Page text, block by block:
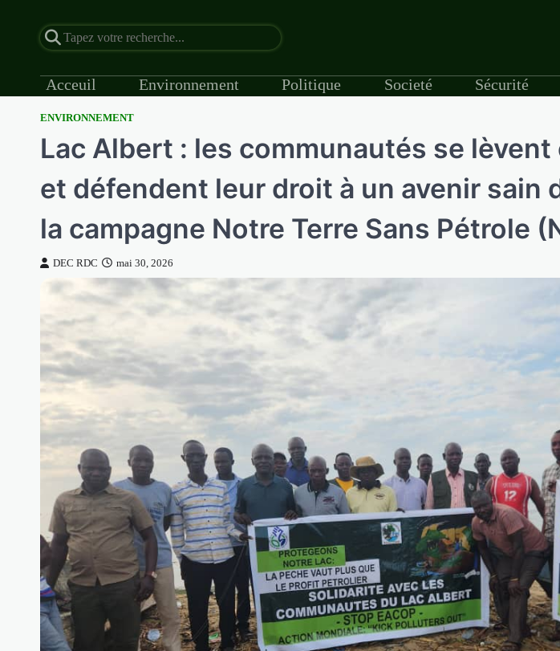
Acceuil Environnement Politique Societé Sécurité
ENVIRONNEMENT
Lac Albert : les communautés se
et défendent leur droit à un avenir sain
la campagne Notre Terre Sans Pétrole
DEC RDC mai 30, 2026